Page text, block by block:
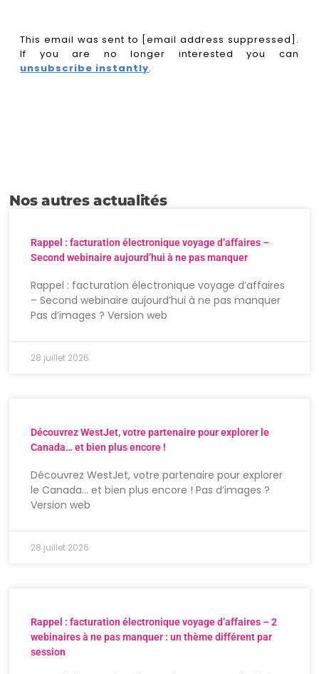
This email was sent to [email address suppressed].
If you are no longer interested you can
unsubscribe instantly.
Nos autres actualités
Rappel : facturation électronique voyage d’affaires –
Second webinaire aujourd’hui à ne pas manquer
Rappel : facturation électronique voyage d’affaires
– Second webinaire aujourd’hui à ne pas manquer
Pas d’images ? Version web
28 juillet 2026
Découvrez WestJet, votre partenaire pour explorer le
Canada… et bien plus encore !
Découvrez WestJet, votre partenaire pour explorer
le Canada… et bien plus encore ! Pas d’images ?
Version web
28 juillet 2026
Rappel : facturation électronique voyage d’affaires – 2
webinaires à ne pas manquer : un thème différent par
session